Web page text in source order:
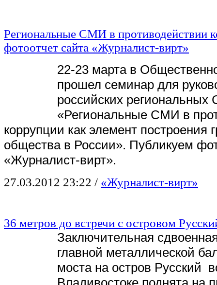
Региональные СМИ в противодействии
фотоотчет сайта «Журналист-вирт»
22-23 марта в
прошел семинар для
российских
«Региональные СМИ в
коррупции как элемент построения
общества в России». Публикуем
«Журналист-вирт».
27.03.2012 23:22 / «Журналист-вирт»
36 метров до встречи с островом
Заключительная
главной металлической
моста на остров Русский